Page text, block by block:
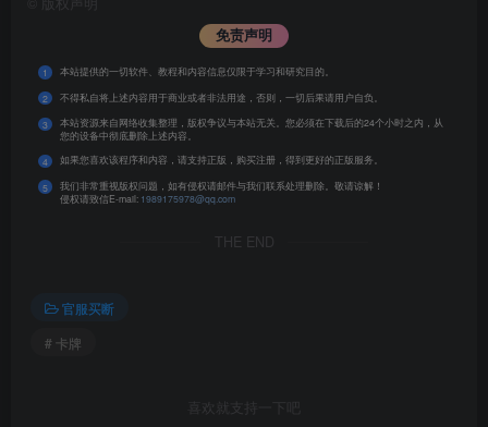
免责声明
1 本站提供的一切软件、教程和内容信息仅限于学习和研究目的。
2 不得私自将上述内容用于商业或者非法用途，否则，一切后果请用户自负。
3
本站资源来自网络收集整理，版权争议与本站无关。您必须在下载后的24个小时之内，从
您的设备中彻底删除上述内容。
4
如果您喜欢该程序和内容，请支持正版，购买注册，得到更好的正版服务。
5
我们非常重视版权问题，如有侵权请邮件与我们联系处理删除。敬请谅解！
侵权请致信E-mail: 1989175978@qq.com
THE END
官服买断
# 卡牌
喜欢就支持一下吧